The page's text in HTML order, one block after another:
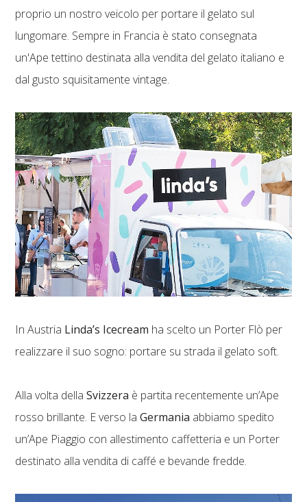
proprio un nostro veicolo per portare il gelato sul
lungomare. Sempre in Francia è stato consegnata
un'Ape tettino destinata alla vendita del gelato italiano e
dal gusto squisitamente vintage.
In Austria Linda’s Icecream ha scelto un Porter Flò per
realizzare il suo sogno: portare su strada il gelato soft.
Alla volta dellaSvizzera è partita recentemente un’Ape
rosso brillante. E verso la Germania abbiamo spedito
un’Ape Piaggio con allestimento caffetteria e un Porter
destinato alla vendita di caffé e bevande fredde.